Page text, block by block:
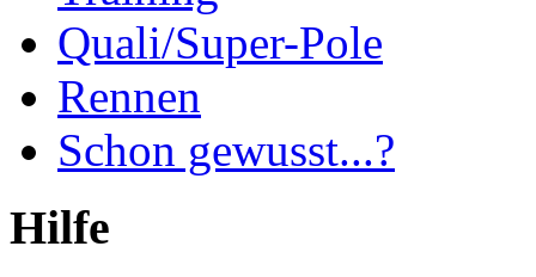
Quali/Super-Pole
Rennen
Schon gewusst...?
Hilfe